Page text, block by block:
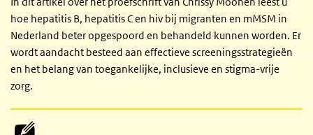
hoe hepatitis B, hepatitis C en hiv bij migranten en mMSM in
Nederland beter opgespoord en behandeld kunnen worden. Er
wordt aandacht besteed aan effectieve screeningsstrategieën
en het belang van toegankelijke, inclusieve en stigma-vrije
zorg.